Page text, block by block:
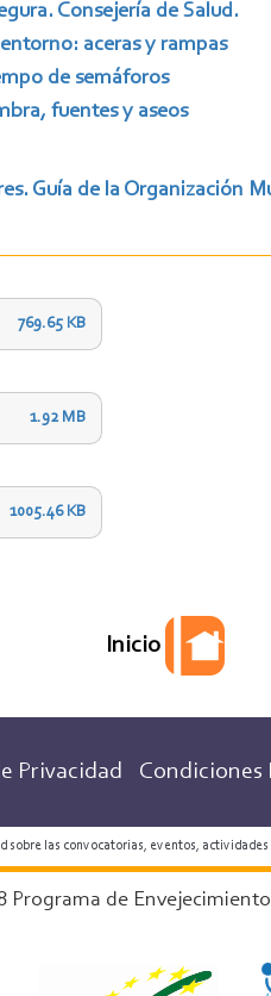
Consejería de Salud.
aceras y rampas
de semáforos
fuentes y aseos
Guía de la Organización
769.65 KB
1.92 MB
1005.46 KB
Inicio
Privacidad Condiciones
sobre las convocatorias, eventos,
Programa de